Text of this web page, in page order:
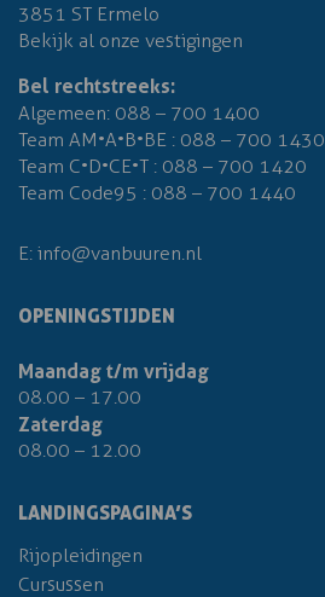
3851 ST Ermelo
Bekijk al onze vestigingen
Bel rechtstreeks:
Algemeen: 088 – 700 1400
Team AM•A•B•BE : 088 – 700 1430
Team C•D•CE•T : 088 – 700 1420
Team Code95 : 088 – 700 1440
E: info@vanbuuren.nl
OPENINGSTIJDEN
Maandag t/m vrijdag
08.00 – 17.00
Zaterdag
08.00 – 12.00
LANDINGSPAGINA’S
Rijopleidingen
Cursussen